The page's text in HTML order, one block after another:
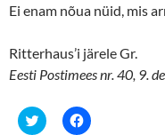
Ei enam nõua nüid, mis
Ritterhaus’i järele Gr.
Eesti Postimees nr. 40, 9.
C
l
C
l